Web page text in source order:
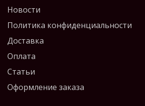
Новости
Политика конфиденциальности
Доставка
Оплата
Статьи
Оформление заказа